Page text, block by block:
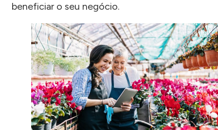
beneficiar o seu negócio.